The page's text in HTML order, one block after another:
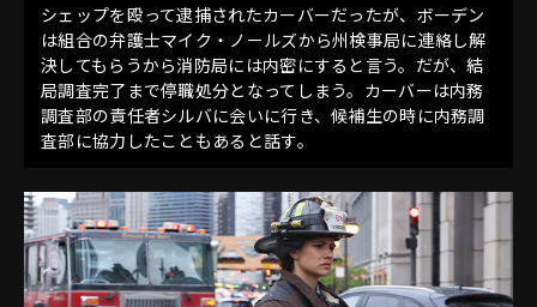
シェップを殴って逮捕されたカーバーだったが、ボーデン
は組合の弁護士マイク・ノールズから州検事局に連絡し解
決してもらうから消防局には内密にすると言う。だが、結
局調査完了まで停職処分となってしまう。カーバーは内務
調査部の責任者シルバに会いに行き、候補生の時に内務調
査部に協力したこともあると話す。